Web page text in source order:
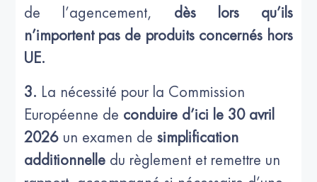
de l’agencement, dès lors qu’ils
n’importent pas de produits concernés hors
UE.
3. La nécessité pour la Commission
Européenne de conduire d’ici le 30 avril
2026 un examen desimplification
additionnelle du règlement et remettre un